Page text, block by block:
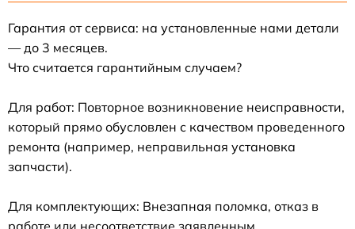
Гарантия от сервиса: на установленные нами детали
— до 3 месяцев.
Что считается гарантийным случаем?
Для работ: Повторное возникновение неисправности,
который прямо обусловлен с качеством проведенного
ремонта (например, неправильная установка
запчасти).
Для комплектующих: Внезапная поломка, отказ в
работе или несоответствие заявленным